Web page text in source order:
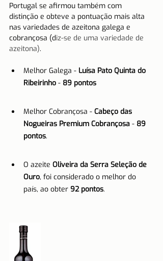
Portugal se afirmou também com
distinção e obteve a pontuação mais alta
nas variedades de azeitona galega e
cobrançosa (diz-se de uma variedade de
azeitona).
Melhor Galega - Luísa Pato Quinta do
Ribeirinho - 89 pontos
Melhor Cobrançosa - Cabeço das
Nogueiras Premium Cobrançosa - 89
pontos.
O azeite Oliveira da Serra Seleção de
Ouro, foi considerado o melhor do
país, ao obter 92 pontos.